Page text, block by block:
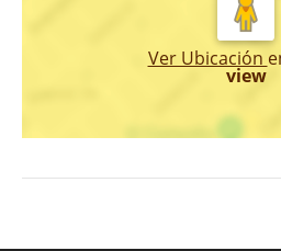
Ver Ubicación
view